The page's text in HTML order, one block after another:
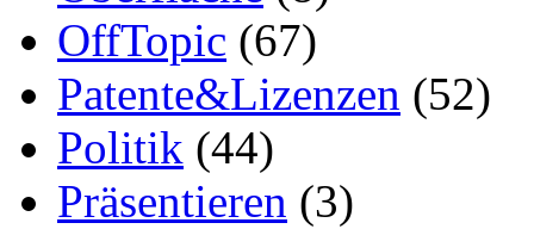
OffTopic (67)
Patente&Lizenzen (52)
Politik (44)
Präsentieren (3)